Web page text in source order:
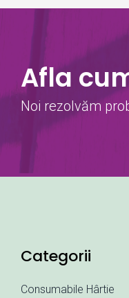
Afla
Noi rezolvăm
Categorii
Consumabile Hârtie